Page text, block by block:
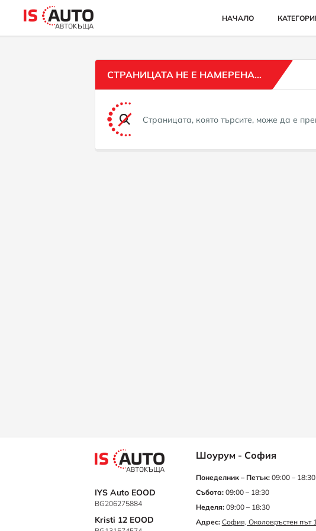
НАЧАЛО
СТРАНИЦАТА НЕ Е НАМЕРЕНА...
Страницата, която търсите, може да е
IYS Auto EOOD
BG206275884
Kristi 12 EOOD
Шоурум - София
Понеделник – Петък:09:00 – 18:30
Събота:09:00 – 18:30
Неделя:09:00 – 18:30
Адрес: София, Околовръстен път